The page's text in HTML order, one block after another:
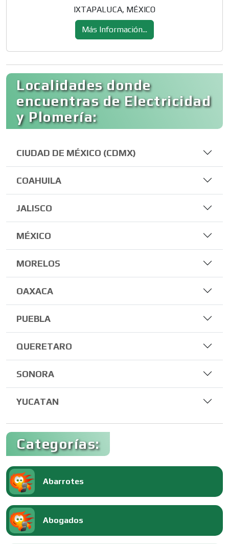
IXTAPALUCA, MÉXICO
Más Información...
Localidades donde
encuentras de Electricidad
y Plomería:
CIUDAD DE MÉXICO (CDMX)
COAHUILA
JALISCO
MÉXICO
MORELOS
OAXACA
PUEBLA
QUERETARO
SONORA
YUCATAN
Categorías:
Abarrotes
Abogados